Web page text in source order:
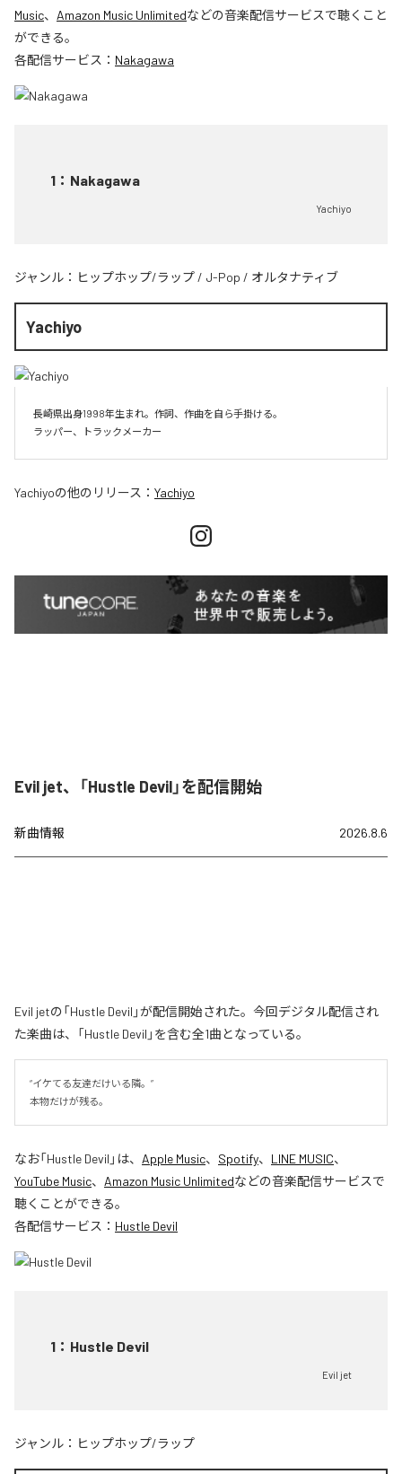
Music、 Amazon Music Unlimitedなどの音楽配信サービスで聴くこと
ができる。
各配信サービス： Nakagawa
1 ： Nakagawa
Yachiyo
ジャンル： ヒップホップ/ラップ / J-Pop / オルタナティブ
Yachiyo
長崎県出身1998年生まれ。作詞、作曲を自ら手掛ける。
Yachiyoの他のリリース： Yachiyo
Evil jet、「Hustle Devil」を配信開始
新曲情報 2026.8.6
Evil jetの「Hustle Devil」が配信開始された。今回デジタル配信され
た楽曲は、「Hustle Devil」を含む全1曲となっている。
“イケてる友達だけいる隣。”
本物だけが残る。
なお「Hustle Devil 」は、 Apple Music、 Spotify、 LINE MUSIC、
YouTube Music、 Amazon Music Unlimitedなどの音楽配信サービスで
聴くことができる。
各配信サービス： Hustle Devil
1 ： Hustle Devil
Evil jet
ジャンル： ヒップホップ/ラップ